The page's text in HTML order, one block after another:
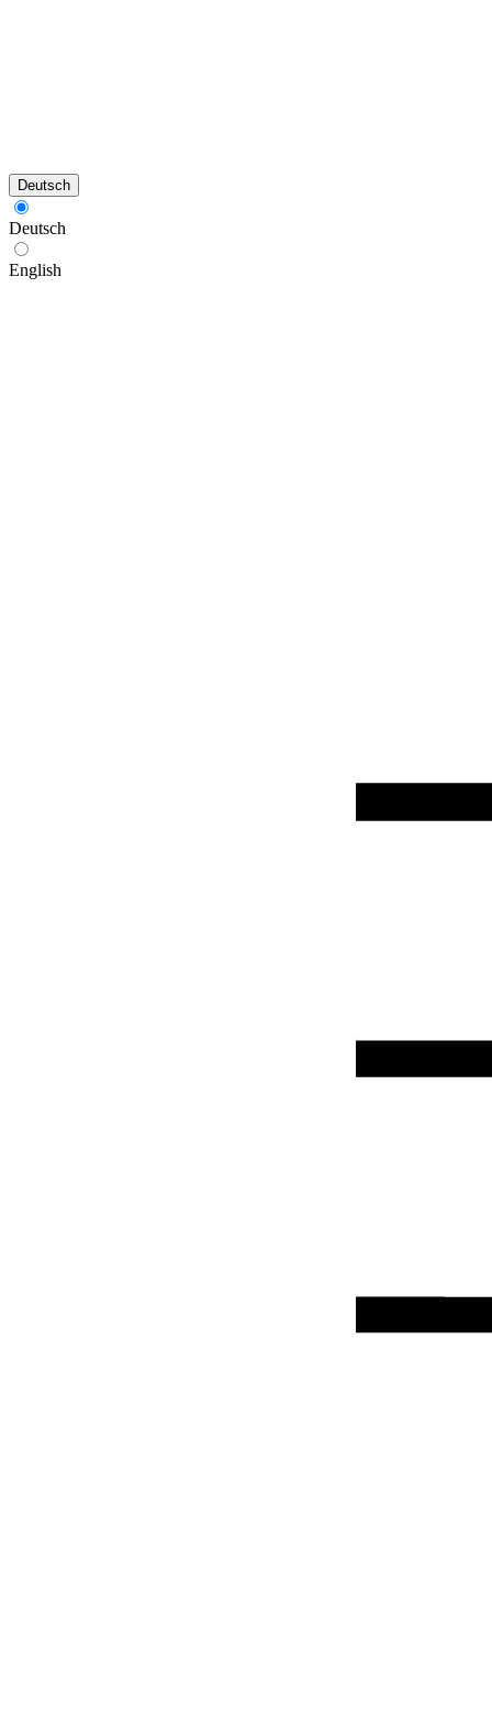
Deutsch
Deutsch
English